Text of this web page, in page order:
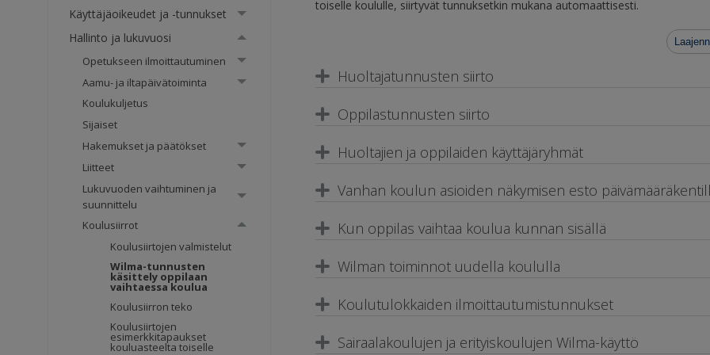
Käyttäjäoikeudet ja -tunnukset
Hallinto ja lukuvuosi
Opetukseen ilmoittautuminen
Aamu- ja iltapäivätoiminta
Koulukuljetus
Sijaiset
Hakemukset ja päätökset
Liitteet
Lukuvuoden vaihtuminen ja
suunnittelu
Koulusiirrot
Koulusiirtojen valmistelut
Wilma-tunnusten
käsittely oppilaan
vaihtaessa koulua
Koulusiirron teko
Koulusiirtojen
esimerkkitapaukset
kouluasteelta toiselle
toiselle koululle, siirtyvät tunnuksetkin mukana automaattisesti.
Huoltajatunnusten siirto
Oppilastunnusten siirto
Huoltajien ja oppilaiden käyttäjäryhmät
Vanhan koulun asioiden näkymisen esto
Kun oppilas vaihtaa koulua kunnan sisällä
Wilman toiminnot uudella koululla
Koulutulokkaiden ilmoittautumistunnukset
Sairaalakoulujen ja erityiskoulujen Wilma-käyttö